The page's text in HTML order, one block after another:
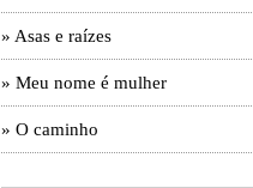
» Asas e raízes
» Meu nome é mulher
» O caminho